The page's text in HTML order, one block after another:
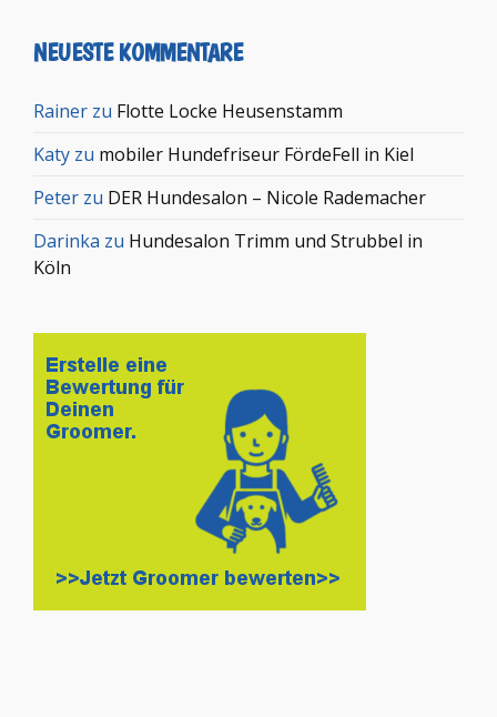
NEUESTE KOMMENTARE
Rainer zu Flotte Locke Heusenstamm
Katy zu mobiler Hundefriseur FördeFell in Kiel
Peter zu DER Hundesalon – Nicole Rademacher
Darinka zu Hundesalon Trimm und Strubbel in
Köln